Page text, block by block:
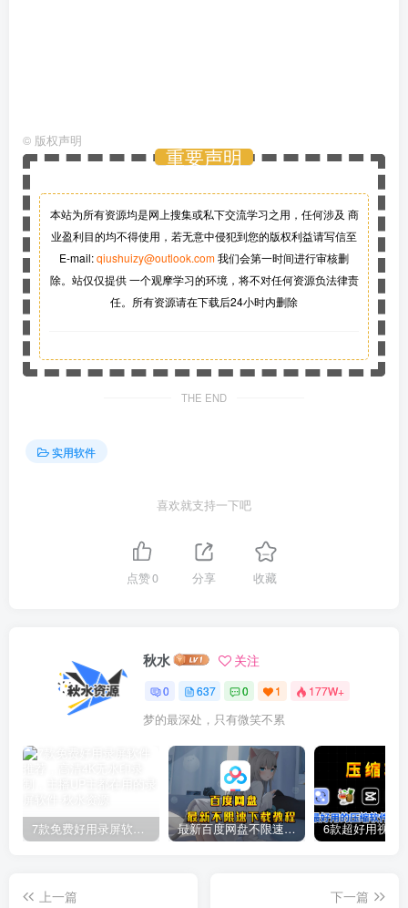
© 版权声明
重要声明
本站为所有资源均是网上搜集或私下交流学习之用，任何涉及 商
业盈利目的均不得使用，若无意中侵犯到您的版权利益请写信至
E-mail:qiushuizy@outlook.com我们会第一时间进行审核删
除。站仅仅提供 一个观摩学习的环境，将不对任何资源负法律责
任。所有资源请在下载后24小时内删除
THE END
实用软件
喜欢就支持一下吧
点赞0 分享 收藏
秋水 关注
0 637 0 1 177W+
梦的最深处，只有微笑不累
7款免费好用录屏软件推荐，高清4K无水印录制，主播UP主都在用的录屏软件 最新百度网盘不限速下载教程
上一篇
下一篇